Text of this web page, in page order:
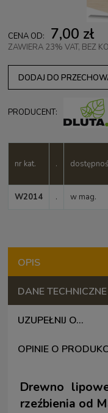
CENA OD: 7,00 zł
ZAWIERA 23% VAT, BEZ
DODAJ DO
PRODUCENT:
nr kat. .
W2014 . w mag.
OPIS
DANE TECHNICZNE
UZUPEŁNIJ O...
OPINIE O
Drewno
rzeźbienia od